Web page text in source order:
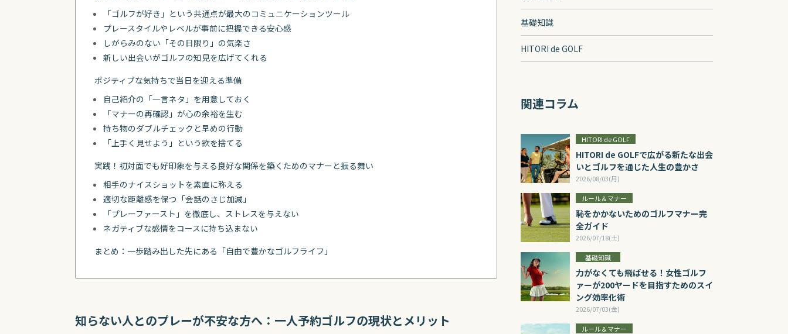
「ゴルフが好き」という共通点が最大のコミュニケーションツール
プレースタイルやレベルが事前に把握できる安心感
しがらみのない「その日限り」の気楽さ
新しい出会いがゴルフの知見を広げてくれる
ポジティブな気持ちで当日を迎える準備
自己紹介の「一言ネタ」を用意しておく
「マナーの再確認」が心の余裕を生む
持ち物のダブルチェックと早めの行動
「上手く見せよう」という欲を捨てる
実践！初対面でも好印象を与える良好な関係を築くためのマナーと振る舞い
相手のナイスショットを素直に称える
適切な距離感を保つ「会話のさじ加減」
「プレーファースト」を徹底し、ストレスを与えない
ネガティブな感情をコースに持ち込まない
まとめ：一歩踏み出した先にある「自由で豊かなゴルフライフ」
知らない人とのプレーが不安な方へ：一人予約ゴルフの現状とメリット
基礎知識
HITORI de GOLF
関連コラム
HITORI de GOLF
HITORI de GOLFで広がる新たな出会
いとゴルフを通じた人生の豊かさ
2026/08/03(月)
ルール＆マナー
恥をかかないためのゴルフマナー完
全ガイド
2026/07/18(土)
基礎知識
力がなくても飛ばせる！女性ゴルフ
ァーが200ヤードを目指すためのスイ
ング効率化術
2026/07/03(金)
ルール＆マナー